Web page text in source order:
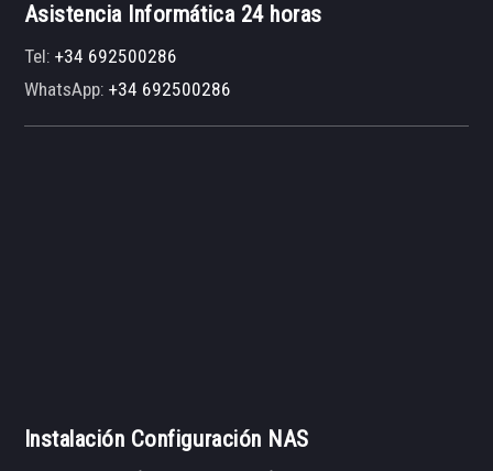
Asistencia Informática 24 horas
Tel:+34 692500286
WhatsApp:+34 692500286
Instalación Configuración NAS